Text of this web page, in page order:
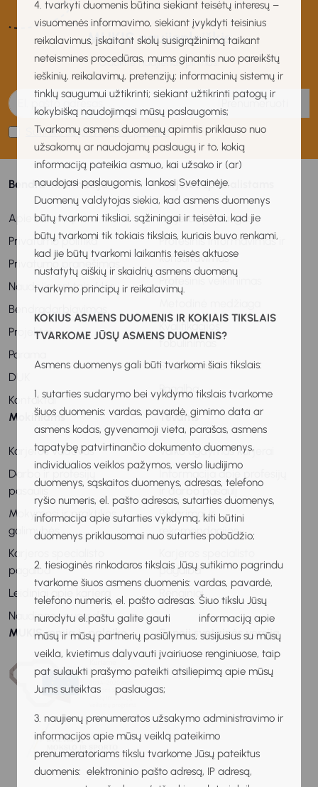
4. tvarkyti duomenis būtina siekiant teisėtų interesų –
visuomenės informavimo, siekiant įvykdyti teisinius
reikalavimus, įskaitant skolų susigrąžinimą taikant
neteismines procedūras, mums ginantis nuo pareikštų
ieškinių, reikalavimų, pretenzijų; informacinių sistemų ir
tinklų saugumui užtikrinti; siekiant užtikrinti patogų ir
kokybišką naudojimąsi mūsų paslaugomis;
Tvarkomų asmens duomenų apimtis priklauso nuo
užsakomų ar naudojamų paslaugų ir to, kokią
informaciją pateikia asmuo, kai užsako ir (ar)
naudojasi paslaugomis, lankosi Svetainėje.
Duomenų valdytojas siekia, kad asmens duomenys
būtų tvarkomi tiksliai, sąžiningai ir teisėtai, kad jie
būtų tvarkomi tik tokiais tikslais, kuriais buvo renkami,
kad jie būtų tvarkomi laikantis teisės aktuose
nustatytų aiškių ir skaidrių asmens duomenų
tvarkymo principų ir reikalavimų.
KOKIUS ASMENS DUOMENIS IR KOKIAIS TIKSLAIS
TVARKOME JŪSŲ ASMENS DUOMENIS?
Asmens duomenys gali būti tvarkomi šiais tikslais:
1. sutarties sudarymo bei vykdymo tikslais tvarkome
šiuos duomenis: vardas, pavardė, gimimo data ar
asmens kodas, gyvenamoji vieta, parašas, asmens
tapatybę patvirtinančio dokumento duomenys,
individualios veiklos pažymos, verslo liudijimo
duomenys, sąskaitos duomenys, adresas, telefono
ryšio numeris, el. pašto adresas, sutarties duomenys,
informacija apie sutarties vykdymą, kiti būtini
duomenys priklausomai nuo sutarties pobūdžio;
2. tiesioginės rinkodaros tikslais Jūsų sutikimo pagrindu
tvarkome šiuos asmens duomenis: vardas, pavardė,
telefono numeris, el. pašto adresas. Šiuo tikslu Jūsų
nurodytu el.paštu galite gauti informaciją apie
mūsų ir mūsų partnerių pasiūlymus, susijusius su mūsų
veikla, kvietimus dalyvauti įvairiuose renginiuose, taip
pat sulaukti prašymo pateikti atsiliepimą apie mūsų
Jums suteiktas paslaugas;
3. naujienų prenumeratos užsakymo administravimo ir
informacijos apie mūsų veiklą pateikimo
prenumeratoriams tikslu tvarkome Jūsų pateiktus
duomenis: elektroninio pašto adresą, IP adresą,
MUKIS naujienlaiškis
Gaukite naujienas pirmas!
Prenumeruoti
Sutinku su privatumo politika
Bendra informacija
Apie sistemą
Privatumo politika
Privatumo pranešimas
Naudojimosi taisyklės
Bendradarbiavimas
Projektai
Parama
DUK
Kontaktai
Karjeros specialistams
Karjeros paslaugos
Profesinis informavimas ir
konsultavimas
Profesinis veiklinimas
Kvalifikacijos
tobulinimas
Stebėsena
Pagalba
Mokiniams
Karjeros vadovas
Darbo ir profesijų
pasaulis
Mokymosi ir praktikos
galimybės
Karjeros specialisto
pagalba
Leidiniai apie karjerą
Naudingos nuorodos
Tėvams
Vaiko ugdymas karjerai
Informacija apie profesijų
ir darbo pasaulį
Patarimai ir
rekomendacijos
pagalba
Renginiai
MUKIS remia ir palaiko Senoji svetainės versija